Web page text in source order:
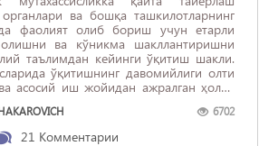
ва бошқа ташкилотларнинг
фаолият олиб бориш учун етарли
ва кўникма шакллантиришни
таълимдан кейинги ўқитиш шакли.
ўқитишнинг давомийлиги олти
асосий иш жойидан ажралган ҳолда
6702
21 Комментарии